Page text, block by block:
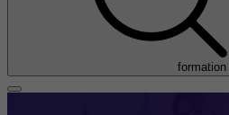
formation